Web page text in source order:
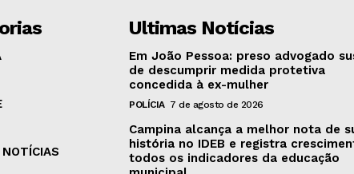
Ultimas Notícias
Em João Pessoa: preso advogado
de descumprir medida protetiva
concedida à ex-mulher
POLÍCIA 7 de agosto de 2026
Campina alcança a melhor nota de
história no IDEB e registra
todos os indicadores da educação